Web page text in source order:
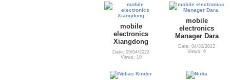
mobile
electronics
Xiangdong
Date: 05/04/2022
Views: 10
mobile
electronics
Manager Dara
Date: 04/30/2022
Views: 6